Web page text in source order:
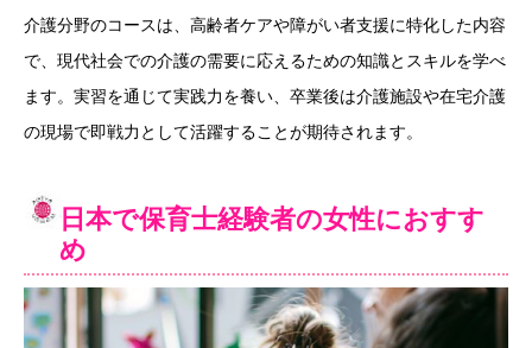
介護分野のコースは、高齢者ケアや障がい者支援に特化した内容
で、現代社会での介護の需要に応えるための知識とスキルを学べ
ます。実習を通じて実践力を養い、卒業後は介護施設や在宅介護
の現場で即戦力として活躍することが期待されます。
日本で保育士経験者の女性におすす
め